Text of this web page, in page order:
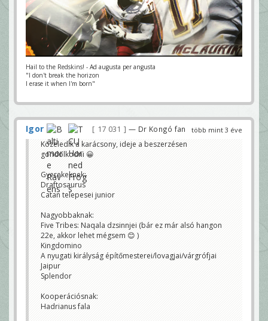
Hail to the Redskins! - Ad augusta per angusta
"I don't break the horizon
I erase it when I'm born"
több mint 3 éve
Igor 17 031 — Dr Kongó fan
Közeledik a karácsony, ideje a beszerzésen
gondolkodni 😀
Gyerekeknek:
Draftosaurus
Catan telepesei junior
Nagyobbaknak:
Five Tribes: Naqala dzsinnjei (bár ez már alsó hangon
22e, akkor lehet mégsem 😊 )
Kingdomino
A nyugati királyság építőmesterei/lovagjai/várgrófjai
Jaipur
Splendor
Kooperációsnak:
Hadrianus fala